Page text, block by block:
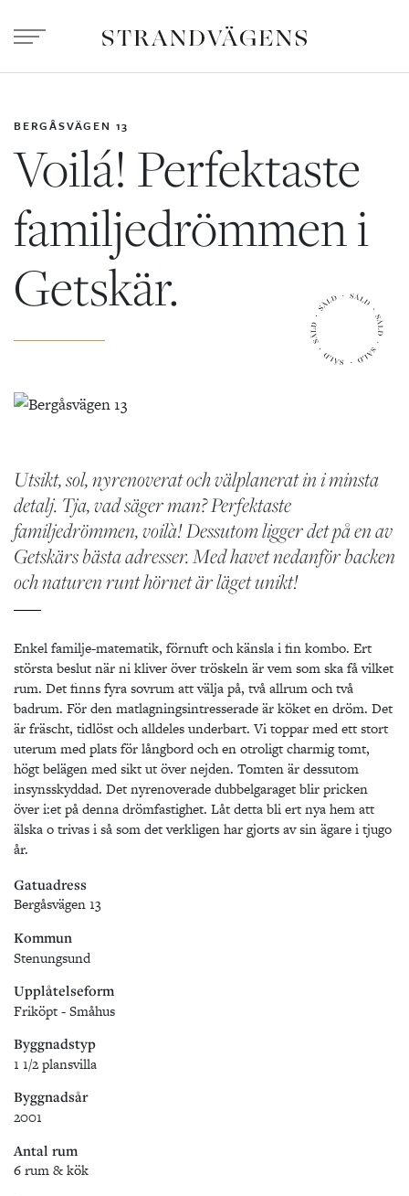
BERGÅSVÄGEN 13
Voilá! Perfektaste
familjedrömmen i
Getskär.
Utsikt, sol, nyrenoverat och välplanerat in i minsta
detalj. Tja, vad säger man? Perfektaste
familjedrömmen, voilà! Dessutom ligger det på en av
Getskärs bästa adresser. Med havet nedanför backen
och naturen runt hörnet är läget unikt!
Enkel familje-matematik, förnuft och känsla i fin kombo. Ert
största beslut när ni kliver över tröskeln är vem som ska få vilket
rum. Det finns fyra sovrum att välja på, två allrum och två
badrum. För den matlagningsintresserade är köket en dröm. Det
är fräscht, tidlöst och alldeles underbart. Vi toppar med ett stort
uterum med plats för långbord och en otroligt charmig tomt,
högt belägen med sikt ut över nejden. Tomten är dessutom
insynsskyddad. Det nyrenoverade dubbelgaraget blir pricken
över i:et på denna drömfastighet. Låt detta bli ert nya hem att
älska o trivas i så som det verkligen har gjorts av sin ägare i tjugo
år.
Gatuadress
Bergåsvägen 13
Kommun
Stenungsund
Upplåtelseform
Friköpt - Småhus
Byggnadstyp
1 1/2 plansvilla
Byggnadsår
2001
Antal rum
6 rum & kök